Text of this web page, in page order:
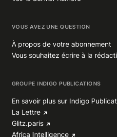
VOUS AVEZ UNE QUESTION
À propos de votre abonnement
Vous souhaitez écrire à la
GROUPE INDIGO PUBLICATIONS
En savoir plus sur Indigo
La Lettre
Glitz.paris
Africa Intelligence